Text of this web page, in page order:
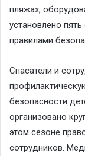
пляжах,
установлено
правилами
Спасатели и
безопасности
организовано
этом сезоне
сотрудников.